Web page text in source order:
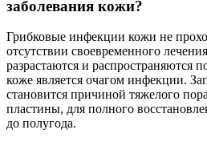
заболевания кожи?
Грибковые инфекции кожи не
отсутствии своевременного
разрастаются и распространяются
коже является очагом инфекции.
становится причиной тяжелого
пластины, для полного
до полугода.